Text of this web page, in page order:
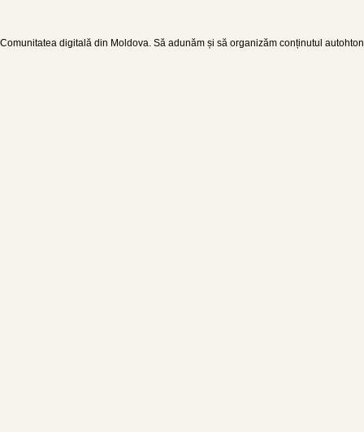
Comunitatea digitală din Moldova. Să adunăm și să organizăm conținutul